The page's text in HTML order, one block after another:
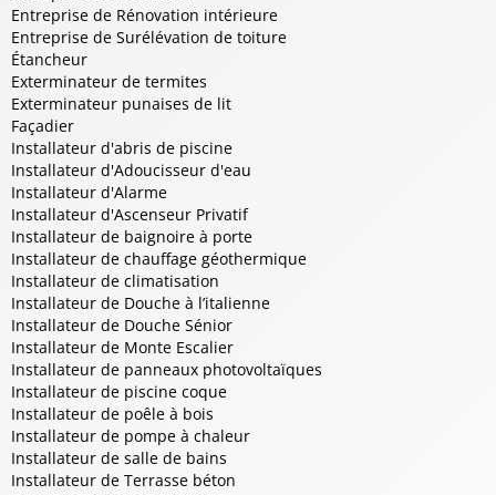
Entreprise de Rénovation intérieure
Entreprise de Surélévation de toiture
Étancheur
Exterminateur de termites
Exterminateur punaises de lit
Façadier
Installateur d'abris de piscine
Installateur d'Adoucisseur d'eau
Installateur d'Alarme
Installateur d'Ascenseur Privatif
Installateur de baignoire à porte
Installateur de chauffage géothermique
Installateur de climatisation
Installateur de Douche à l’italienne
Installateur de Douche Sénior
Installateur de Monte Escalier
Installateur de panneaux photovoltaïques
Installateur de piscine coque
Installateur de poêle à bois
Installateur de pompe à chaleur
Installateur de salle de bains
Installateur de Terrasse béton